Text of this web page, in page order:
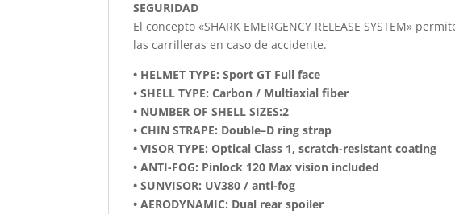
SEGURIDAD
El concepto «SHARK EMERGENCY RELEASE SYSTEM»
las carrilleras en caso de accidente.
• HELMET TYPE: Sport GT Full face
• SHELL TYPE: Carbon / Multiaxial fiber
• NUMBER OF SHELL SIZES:2
• CHIN STRAPE: Double–D ring strap
• VISOR TYPE: Optical Class 1, scratch-resistant coating
• ANTI-FOG: Pinlock 120 Max vision included
• SUNVISOR: UV380 / anti-fog
• AERODYNAMIC: Dual rear spoiler